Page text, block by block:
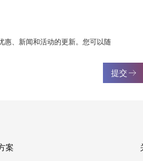
惠、新闻和活动的更新。您可以随
提交
案